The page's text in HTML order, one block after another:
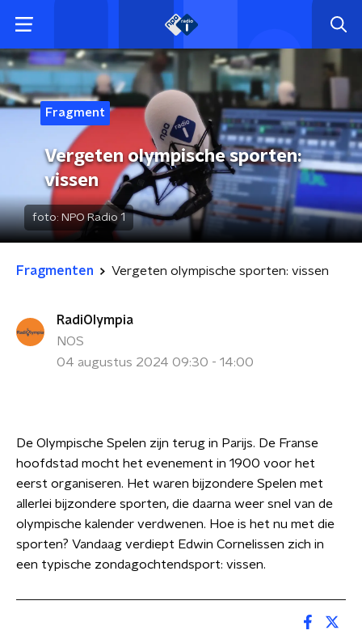
Fragment
Vergeten olympische sporten:
vissen
foto: NPO Radio 1
Fragmenten Vergeten olympische sporten: vissen
RadiOlympia
NOS
04 augustus 2024 09:30 - 14:00
De Olympische Spelen zijn terug in Parijs. De Franse
hoofdstad mocht het evenement in 1900 voor het
eerst organiseren. Het waren bijzondere Spelen met
allerlei bijzondere sporten, die daarna weer snel van de
olympische kalender verdwenen. Hoe is het nu met die
sporten? Vandaag verdiept Edwin Cornelissen zich in
een typische zondagochtendsport: vissen.